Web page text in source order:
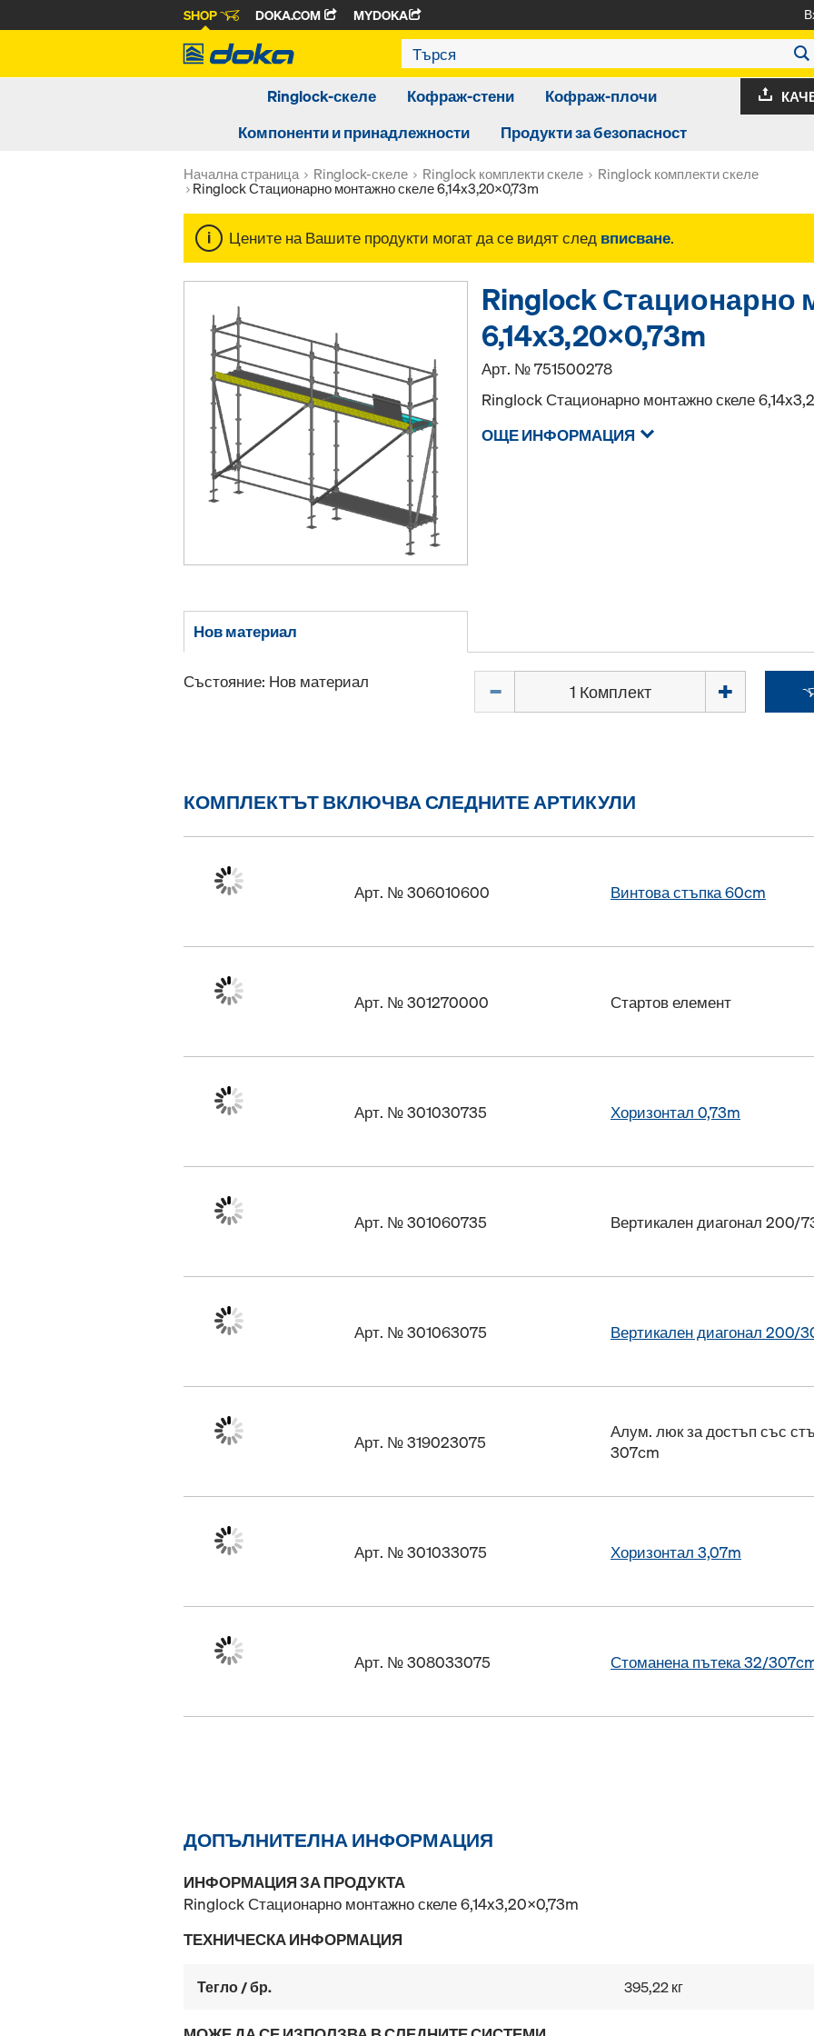
SHOP DOKA.COM MYDOKA
Ringlock-скеле Кофраж-стени
Кофраж-плочи
Компоненти и принадлежности
Продукти за безопасност
Начална страница Ringlock-скеле Ringlock комплекти скеле
Ringlock комплекти скеле
Ringlock Стационарно монтажно скеле 6,14x3,20x0,73m
Цените на Вашите продукти могат да се видят след вписване.
Ringlock Стационарно
6,14x3,20x0,73m
Арт. №751500278
Ringlock Стационарно монтажно скеле
ОЩЕ ИНФОРМАЦИЯ
Нов материал
Състояние: Нов материал
КОМПЛЕКТЪТ ВКЛЮЧВА СЛЕДНИТЕ АРТИКУЛИ
Арт. № 306010600 Винтова стъпка 60cm
Арт. № 301270000 Стартов елемент
Арт. № 301030735 Хоризонтал 0,73m
Арт. № 301060735 Вертикален диагонал 200/
Арт. № 301063075 Вертикален диагонал 200/
Арт. № 319023075
Алум. люк за достъп със
307cm
Арт. № 301033075 Хоризонтал 3,07m
Арт. № 308033075 Стоманена пътека 32/
ДОПЪЛНИТЕЛНА ИНФОРМАЦИЯ
ИНФОРМАЦИЯ ЗА ПРОДУКТА
Ringlock Стационарно монтажно скеле 6,14x3,20x0,73m
ТЕХНИЧЕСКА ИНФОРМАЦИЯ
Тегло / бр. 395,22 кг